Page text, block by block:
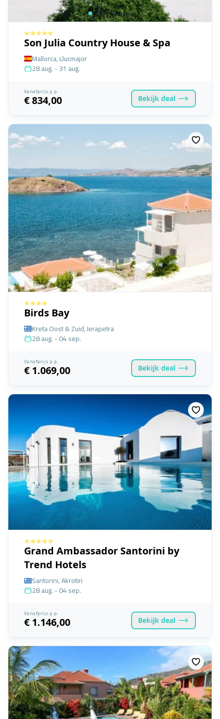
Son Julia Country House & Spa
Mallorca, Llucmajor
28 aug. - 31 aug.
Vanafprijs p.p.
€ 834,00 Bekijk deal
Birds Bay
Kreta Oost & Zuid, Ierapetra
28 aug. - 04 sep.
Vanafprijs p.p.
€ 1.069,00 Bekijk deal
Grand Ambassador Santorini by
Trend Hotels
Santorini, Akrotiri
28 aug. - 04 sep.
Vanafprijs p.p.
€ 1.146,00 Bekijk deal